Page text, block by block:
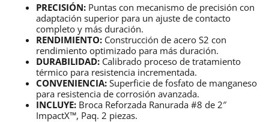
PRECISIÓN: Puntas con mecanismo de precisión con
adaptación superior para un ajuste de contacto
completo y más duración.
RENDIMIENTO: Construcción de acero S2 con
rendimiento optimizado para más duración.
DURABILIDAD: Calibrado proceso de tratamiento
térmico para resistencia incrementada.
CONVENIENCIA: Superficie de fosfato de manganeso
para resistencia de corrosión avanzada.
INCLUYE: Broca Reforzada Ranurada #8 de 2″
ImpactX™, Paq. 2 piezas.